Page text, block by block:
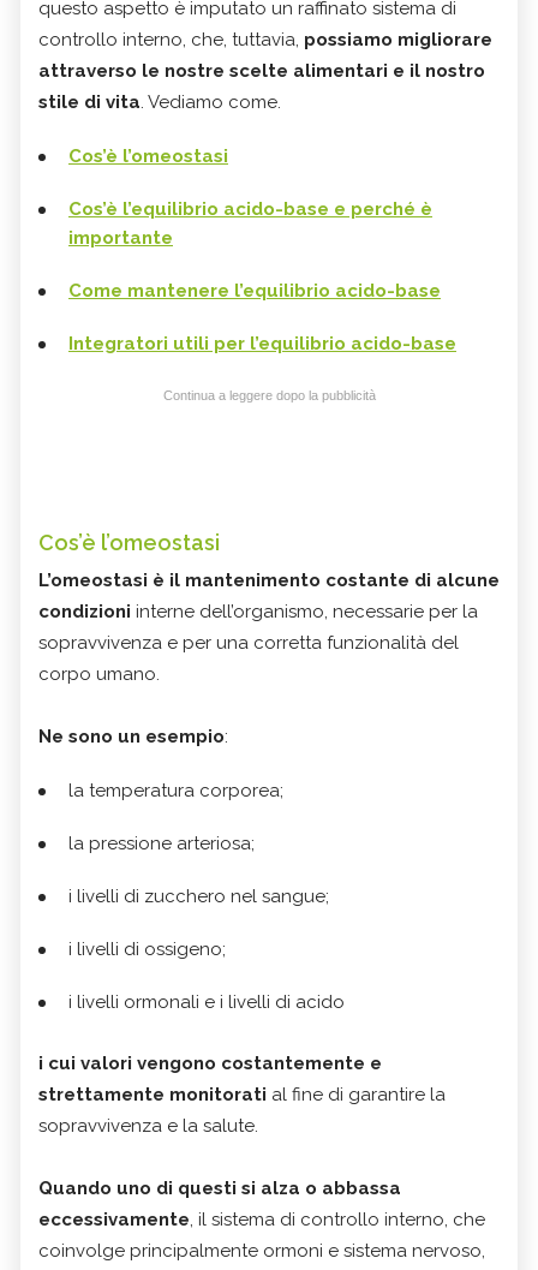
questo aspetto è imputato un raffinato sistema di
controllo interno, che, tuttavia, possiamo migliorare
attraverso le nostre scelte alimentari e il nostro
stile di vita. Vediamo come.
Cos’è l’omeostasi
Cos’è l’equilibrio acido-base e perché è
importante
Come mantenere l’equilibrio acido-base
Integratori utili per l’equilibrio acido-base
Continua a leggere dopo la pubblicità
Cos’è l’omeostasi
L’omeostasi è il mantenimento costante di alcune
condizioni interne dell’organismo, necessarie per la
sopravvivenza e per una corretta funzionalità del
corpo umano.
Ne sono un esempio:
la temperatura corporea;
la pressione arteriosa;
i livelli di zucchero nel sangue;
i livelli di ossigeno;
i livelli ormonali e i livelli di acido
i cui valori vengono costantemente e
strettamente monitorati al fine di garantire la
sopravvivenza e la salute.
Quando uno di questi si alza o abbassa
eccessivamente, il sistema di controllo interno, che
coinvolge principalmente ormoni e sistema nervoso,